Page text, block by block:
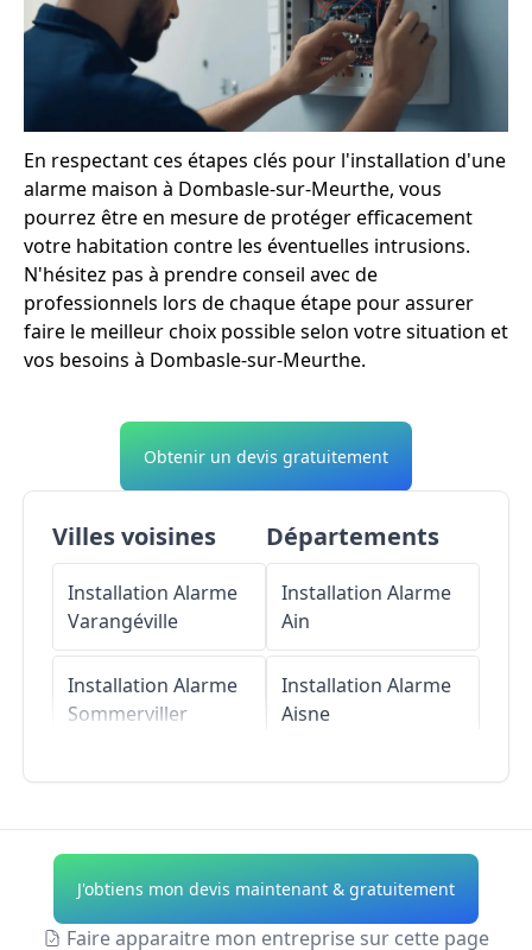
En respectant ces étapes clés pour l'installation d'une
alarme maison à Dombasle-sur-Meurthe, vous
pourrez être en mesure de protéger efficacement
votre habitation contre les éventuelles intrusions.
N'hésitez pas à prendre conseil avec de
professionnels lors de chaque étape pour assurer
faire le meilleur choix possible selon votre situation et
vos besoins à Dombasle-sur-Meurthe.
Obtenir un devis gratuitement
Villes voisines
Installation Alarme
Varangéville
Installation Alarme
Sommerviller
Installation Alarme
Port
Installation Alarme
Crévic
Départements
Installation Alarme
Ain
Installation Alarme
Aisne
Installation Alarme
Alpes-de-Haute-
Provence
J'obtiens mon devis maintenant & gratuitement
Faire apparaitre mon entreprise sur cette page